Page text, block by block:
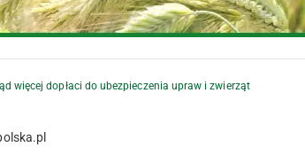
więcej dopłaci do ubezpieczenia upraw i zwierząt